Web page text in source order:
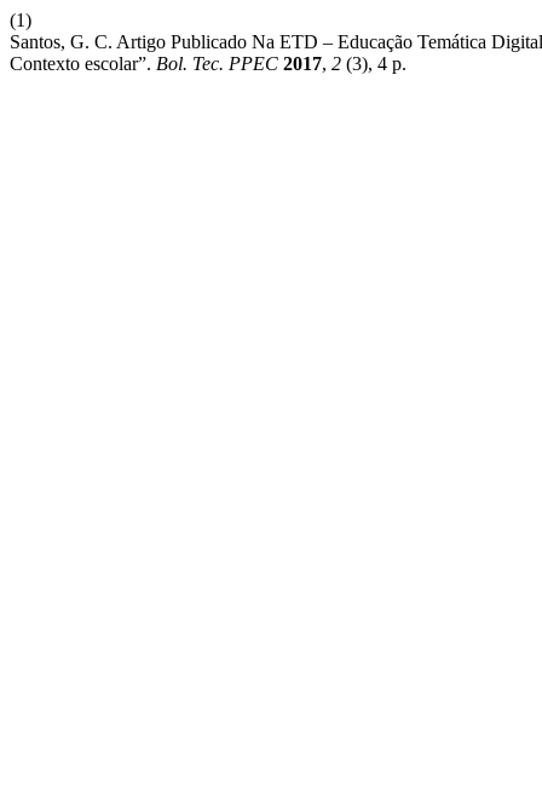
(1)
Santos, G. C. Artigo Publicado Na ETD – Educação Temática
Contexto escolar”. Bol. Tec. PPEC 2017, 2 (3), 4 p.